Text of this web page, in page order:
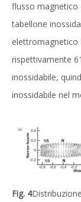
flusso magnetico
tabellone
elettromagnetico
rispettivamente
inossidabile,
inossidabile nel
Fig. 4